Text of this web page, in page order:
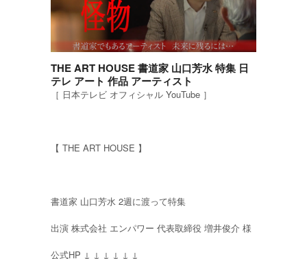
THE ART HOUSE 書道家 山口芳水 特集 日
テレ アート 作品 アーティスト
［ 日本テレビ オフィシャル YouTube ］
【 THE ART HOUSE 】
書道家 山口芳水 2週に渡って特集
出演 株式会社 エンパワー 代表取締役 増井俊介 様
公式HP ↓ ↓ ↓ ↓ ↓ ↓